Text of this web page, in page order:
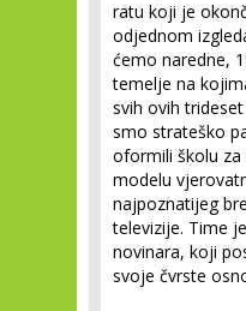
ratu koji je
odjednom
ćemo naredne,
temelje na
svih ovih
smo strateško
oformili školu za
modelu
najpoznatijeg
televizije. Time
novinara, koji
svoje čvrste